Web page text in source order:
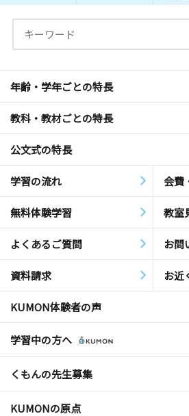
年齢・学年ごとの特長
教科・教材ごとの特長
公文式の特長
学習の流れ 会費
無料体験学習 教室
よくあるご質問 お問
資料請求 お近
KUMON体験者の声
学習中の方へ
くもんの先生募集
KUMONの原点